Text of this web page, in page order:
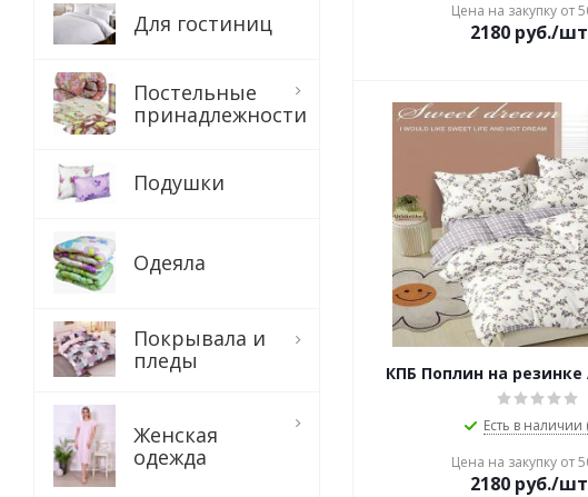
Цена на закупку от
2180 руб./шт
КПБ Поплин на резинке
Есть в наличии
Цена на закупку от
2180 руб./шт
Для гостиниц
Постельные
принадлежности
Подушки
Одеяла
Покрывала и
пледы
Женская
одежда